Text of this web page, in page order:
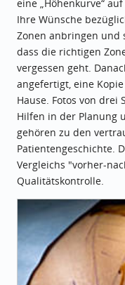
eine „Höhenkurve“
Ihre Wünsche
Zonen anbringen und
dass die richtigen
vergessen geht.
angefertigt, eine
Hause. Fotos von drei
Hilfen in der Planung
gehören zu den
Patientengeschichte.
Vergleichs "vorher-
Qualitätskontrolle.